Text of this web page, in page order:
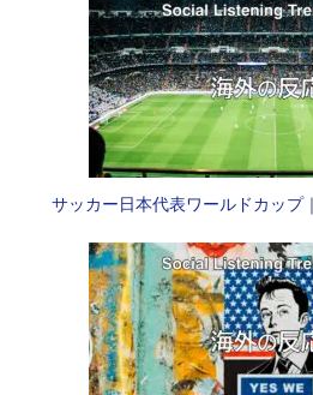
サッカー日本代表ワールドカップ